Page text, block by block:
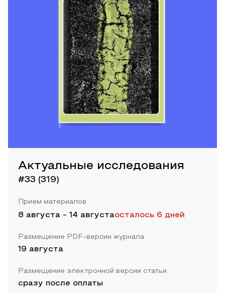
Актуальные исследования
#33 (319)
Прием материалов
8 августа - 14 августаосталось 6 дней
Размещение PDF-версии журнала
19 августа
Размещение электронной версии статьи
сразу после оплаты